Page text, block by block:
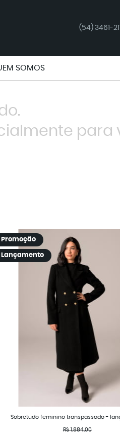
(54) 3461-
SOMOS
para
Promoção
Lançamento
Sobretudo feminino transpassado -
R$ 1.884,00